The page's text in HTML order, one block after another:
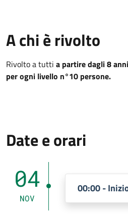
A chi è rivolto
Rivolto a tutti a partire dagli 8
per ogni livello n°10 persone.
Date e orari
04
NOV
00:00 -